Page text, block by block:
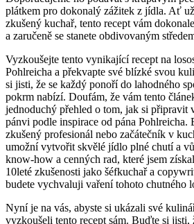
plátkem pro dokonalý zážitek z jídla. Ať
zkušený kuchař, tento recept vám
a zaručeně se stanete obdivovaným
Vyzkoušejte tento vynikající recept na
Pohlreicha a překvapte své blízké svou
si jisti, že se každý ponoří do lahodného
pokrm nabízí. Doufám, že vám tento
jednoduchý přehled o tom, jak si připravit
pánvi podle inspirace od pána Pohlreicha.
zkušený profesionál nebo začátečník v
umožní vytvořit skvělé jídlo plné chutí a
know-how a cenných rad, které jsem
10leté zkušenosti jako šéfkuchař a
budete vychvaluji vaření tohoto chutného
Nyní je na vás, abyste si ukázali své
vyzkoušeli tento recept sám. Buďte si jisti,